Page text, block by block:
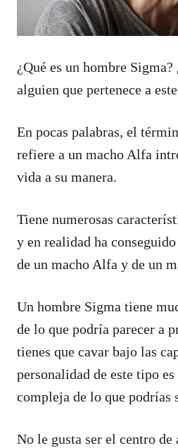
¿Qué es un hombre
alguien que pertenece a
En pocas palabras, el
refiere a un macho Alfa
vida a su manera.
Tiene numerosas
y en realidad ha
de un macho Alfa y de un
Un hombre Sigma tiene
de lo que podría parecer a
tienes que cavar bajo las
personalidad de este tipo
compleja de lo que podrías
No le gusta ser el centro de